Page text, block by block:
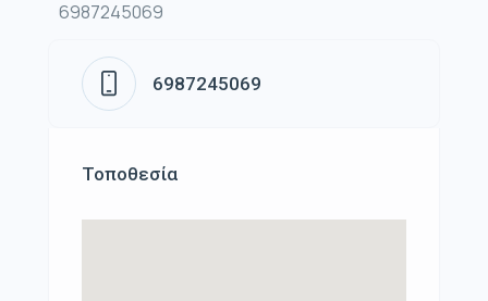
6987245069
6987245069
Τοποθεσία